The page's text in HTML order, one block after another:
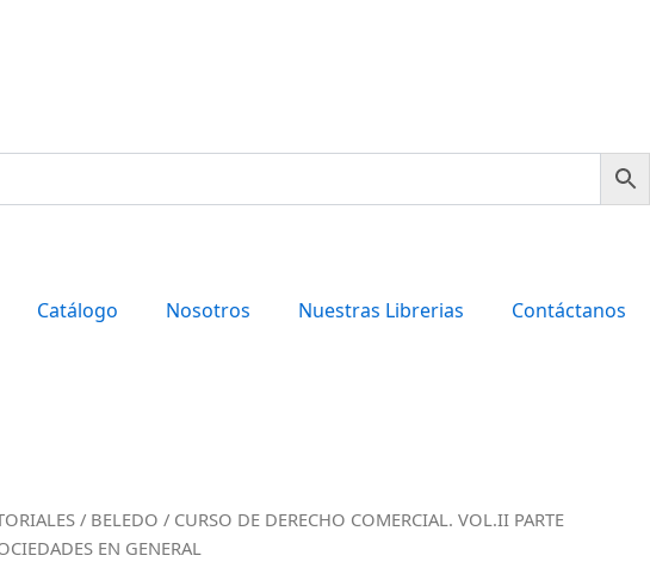
Catálogo Nosotros Nuestras Librerias Contáctanos
/ BELEDO / CURSO DE DERECHO COMERCIAL. VOL.II PARTE
EN GENERAL